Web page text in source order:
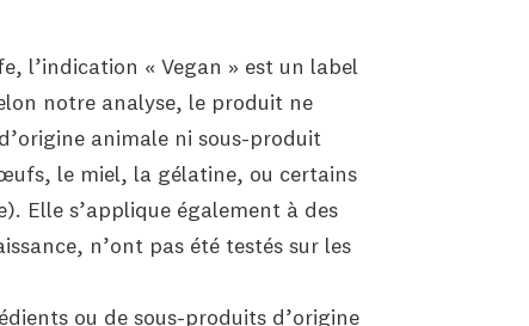
l’indication « Vegan » est un label
notre analyse, le produit ne
animale ni sous-produit
le miel, la gélatine, ou certains
Elle s’applique également à des
n’ont pas été testés sur les
ou de sous-produits d’origine